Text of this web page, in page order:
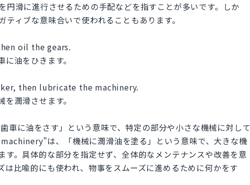
円滑に進行させるための手配などを指すことが多いです。しか
ィブな意味合いで使われることもあります。
oil the gears.
油をひきます。
then lubricate the machinery.
潤滑させます。
に油をさす」という意味で、特定の部分や小さな機械に対して
は、「機械に潤滑油を塗る」という意味で、大きな機
す。具体的な部分を指定せず、全体的なメンテナンスや改善を意
は比喩的にも使われ、物事をスムーズに進めるために何かをす